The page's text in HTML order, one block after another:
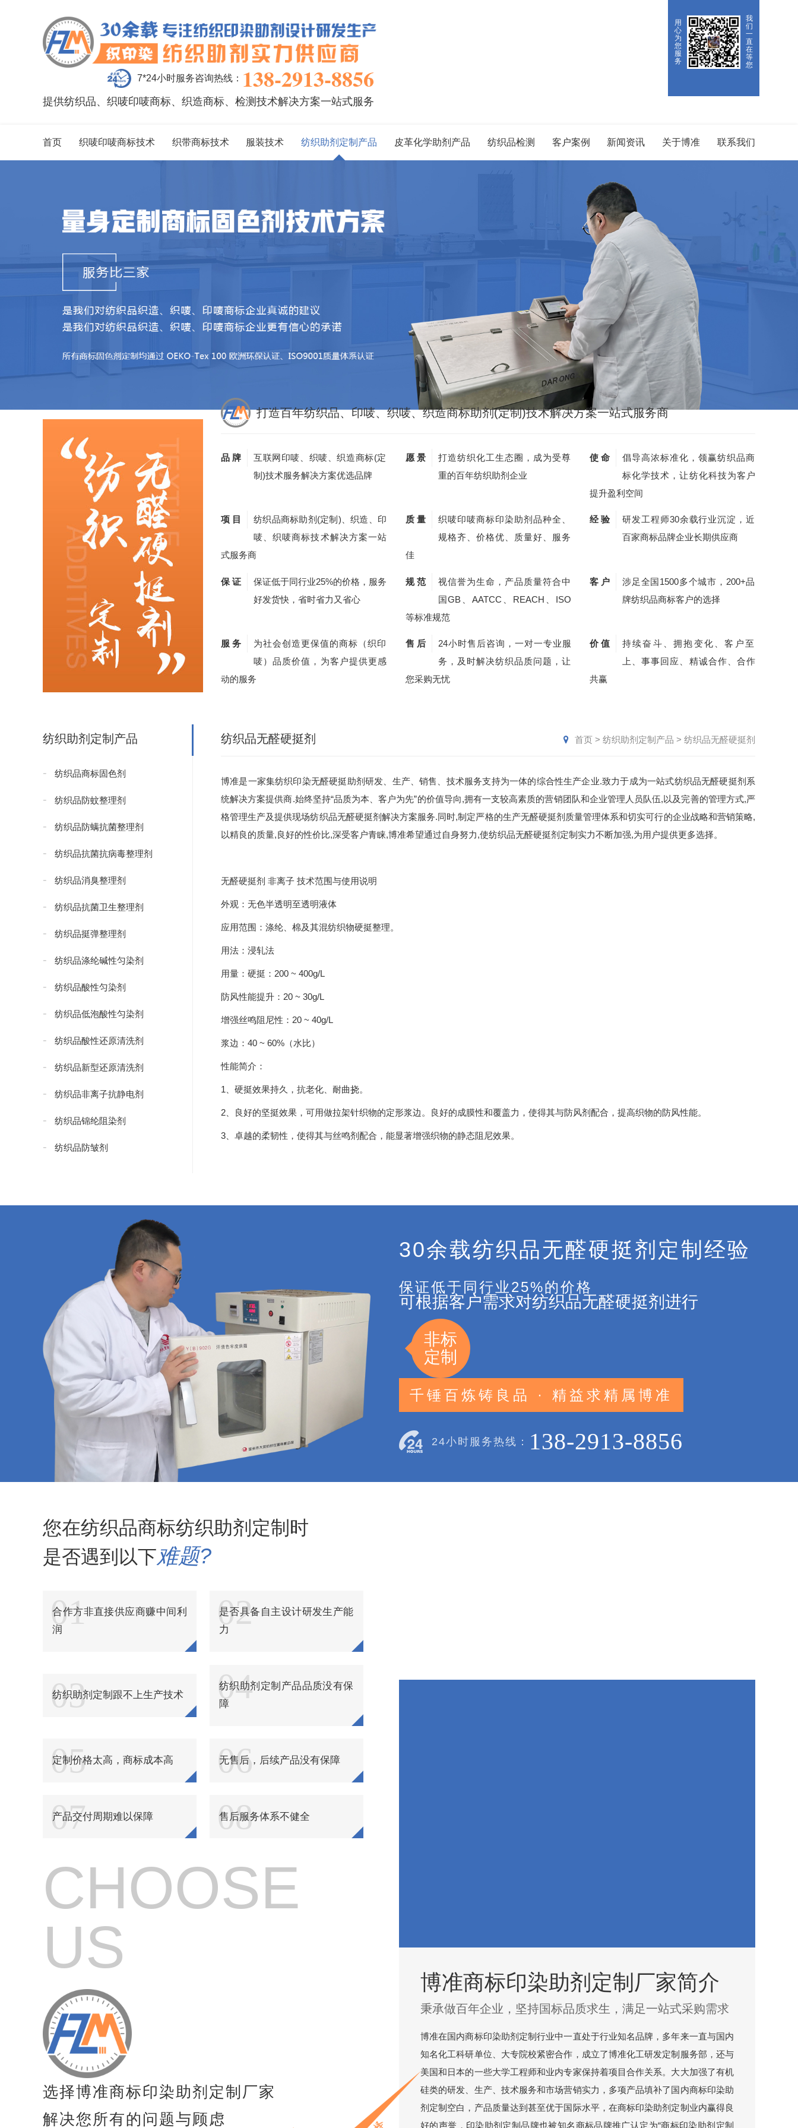
用
心
为
您
服
务
我
们
一
直
在
等
您
7*24小时服务咨询热线： 138-2913-8856
提供纺织品、织唛印唛商标、织造商标、检测技术解决方案一站式服务
首页 织唛印唛商标技术 织带商标技术 服装技术 纺织助剂定制产品 皮革化学助剂产品 纺织品检测 客户案例 新闻资讯 关于博准 联系我们
打造百年纺织品、印唛、织唛、织造商标助剂(定制)技术解决方案一站式服务商
品 牌
互联网印唛、织唛、织造商标(定
制)技术服务解决方案优选品牌
愿 景
打造纺织化工生态圈，成为受尊
重的百年纺织助剂企业
使 命
倡导高浓标准化，领赢纺织品商
标化学技术，让纺化科技为客户
提升盈利空间
项 目
纺织品商标助剂(定制)、织造、印
唛、织唛商标技术解决方案一站
式服务商
质 量
织唛印唛商标印染助剂品种全、
规格齐、价格优、质量好、服务
佳
经 验
研发工程师30余载行业沉淀，近
百家商标品牌企业长期供应商
保 证
保证低于同行业25%的价格，服务
好发货快，省时省力又省心
规 范
视信誉为生命，产品质量符合中
国GB、AATCC、REACH、ISO
等标准规范
客 户
涉足全国1500多个城市，200+品
牌纺织品商标客户的选择
服 务
为社会创造更保值的商标（织印
唛）品质价值，为客户提供更感
动的服务
售 后
24小时售后咨询，一对一专业服
务，及时解决纺织品质问题，让
您采购无忧
价 值
持续奋斗、拥抱变化、客户至
上、事事回应、精诚合作、合作
共赢
纺织助剂定制产品
纺织品商标固色剂
纺织品防蚊整理剂
纺织品防螨抗菌整理剂
纺织品抗菌抗病毒整理剂
纺织品消臭整理剂
纺织品抗菌卫生整理剂
纺织品挺弹整理剂
纺织品涤纶碱性匀染剂
纺织品酸性匀染剂
纺织品低泡酸性匀染剂
纺织品酸性还原清洗剂
纺织品新型还原清洗剂
纺织品非离子抗静电剂
纺织品锦纶阻染剂
纺织品防皱剂
纺织品抗紫外线剂
纺织品紧实型防水剂
纺织品碳八防水剂
纺织品碳六防水剂
纺织品玻尿酸整理剂
纺织品多功能整理剂
纺织品多功能除油剂
纺织品加白软油剂
纺织品平幅除油剂
纺织品高浓乳化除油剂
纺织品高浓亲水平滑剂
纺织品柔软粘合剂
纺织品浴中柔软剂
纺织品环保硬挺剂
纺织品硬挺剂
纺织品锦纶阻燃剂
纺织品无醛硬挺剂
纺织品高效起毛剂
纺织品起毛剂
纺织品毛毯专用增稠剂
纺织品防风剂
纺织品防沉淀分散剂
纺织品抗凝聚剂
纺织品速干剂
纺织品膨胀剂
纺织品无醛硬挺剂 首页 > 纺织助剂定制产品 > 纺织品无醛硬挺剂
博准是一家集纺织印染无醛硬挺助剂研发、生产、销售、技术服务支持为一体的综合性生产企业.致力于成为一站式纺织品无醛硬挺剂系
统解决方案提供商.始终坚持“品质为本、客户为先”的价值导向,拥有一支较高素质的营销团队和企业管理人员队伍,以及完善的管理方式,严
格管理生产及提供现场纺织品无醛硬挺剂解决方案服务.同时,制定严格的生产无醛硬挺剂质量管理体系和切实可行的企业战略和营销策略,
以精良的质量,良好的性价比,深受客户青睐,博准希望通过自身努力,使纺织品无醛硬挺剂定制实力不断加强,为用户提供更多选择。
无醛硬挺剂 非离子 技术范围与使用说明
外观：无色半透明至透明液体
应用范围：涤纶、棉及其混纺织物硬挺整理。
用法：浸轧法
用量：硬挺：200 ~ 400g/L
防风性能提升：20 ~ 30g/L
增强丝鸣阻尼性：20 ~ 40g/L
浆边：40 ~ 60%（水比）
性能简介：
1、硬挺效果持久，抗老化、耐曲挠。
2、良好的坚挺效果，可用做拉架针织物的定形浆边。良好的成膜性和覆盖力，使得其与防风剂配合，提高织物的防风性能。
3、卓越的柔韧性，使得其与丝鸣剂配合，能显著增强织物的静态阻尼效果。
30余载纺织品无醛硬挺剂定制经验
保证低于同行业25%的价格
可根据客户需求对纺织品无醛硬挺剂进行
非标
定制
千锤百炼铸良品 · 精益求精属博准
24小时服务热线： 138-2913-8856
您在纺织品商标纺织助剂定制时
是否遇到以下难题?
01
合作方非直接供应商赚中间利
润
02
是否具备自主设计研发生产能
力
03
纺织助剂定制跟不上生产技术 04
纺织助剂定制产品品质没有保
障
05
定制价格太高，商标成本高 06
无售后，后续产品没有保障
07
产品交付周期难以保障 08
售后服务体系不健全
CHOOSE
US
选择博准商标印染助剂定制厂家
解决您所有的问题与顾虑
博准商标印染助剂定制厂家简介
秉承做百年企业，坚持国标品质求生，满足一站式采购需求
博准在国内商标印染助剂定制行业中一直处于行业知名品牌，多年来一直与国内
知名化工科研单位、大专院校紧密合作，成立了博准化工研发定制服务部，还与
美国和日本的一些大学工程师和业内专家保持着项目合作关系。大大加强了有机
硅类的研发、生产、技术服务和市场营销实力，多项产品填补了国内商标印染助
剂定制空白，产品质量达到甚至优于国际水平，在商标印染助剂定制业内赢得良
好的声誉，印染助剂定制品牌也被知名商标品牌推广认定为“商标印染助剂定制